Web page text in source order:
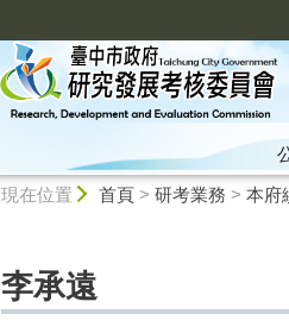
現在位置 首頁> 研考業務 > 本府
李承遠